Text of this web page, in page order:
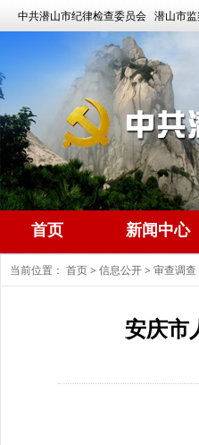
中共潜山市纪律检查委员会 潜山市
首页 新闻中心
当前位置： 首页> 信息公开> 审查调查
安庆市